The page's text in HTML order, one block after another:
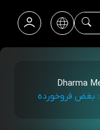
فروخورده